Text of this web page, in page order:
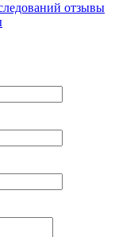
отзывы